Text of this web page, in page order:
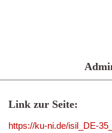
Link zur Seite:
https://ku-ni.de/isil_DE-